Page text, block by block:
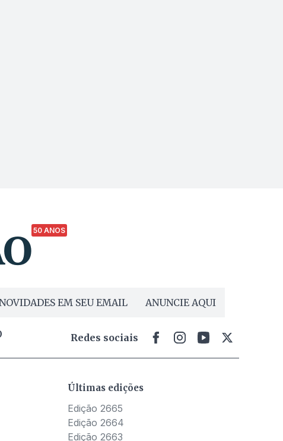
50 ANOS
EM SEU EMAIL ANUNCIE AQUI
Redes sociais
Últimas edições
Edição 2665
Edição 2664
Edição 2663